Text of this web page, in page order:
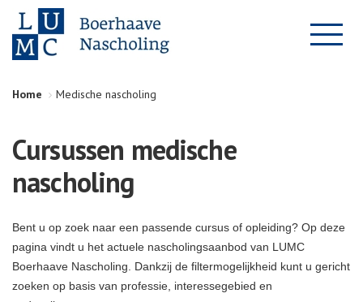
Home Medische nascholing
Cursussen medische
nascholing
Bent u op zoek naar een passende cursus of opleiding? Op deze
pagina vindt u het actuele nascholingsaanbod van LUMC
Boerhaave Nascholing. Dankzij de filtermogelijkheid kunt u gericht
zoeken op basis van professie, interessegebied en